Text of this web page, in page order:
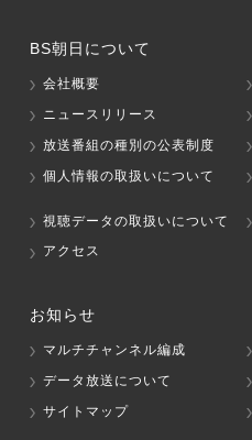
BS朝日について
会社概要
ニュースリリース
放送番組の種別の公表制度
個人情報の取扱いについて
視聴データの取扱いについて
アクセス
お知らせ
マルチチャンネル編成
データ放送について
サイトマップ